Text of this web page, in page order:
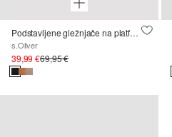
Podstavljene gležnjače na platformu
s.Oliver
39,99 €69,95 €